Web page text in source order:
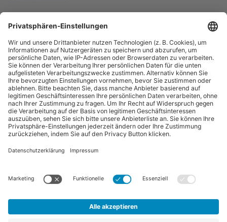
“Pferdebetrieb” ist eine Publikation der Sparte "Tier-Zeitschriften" der
Forum Zeitschriften und Spezialmedien GmbH. Zum Portfolio gehören
Arbeitskreis Pferd
Vertrag widerrufen
FORUM Zeitschriften und Spezialmedien GmbH